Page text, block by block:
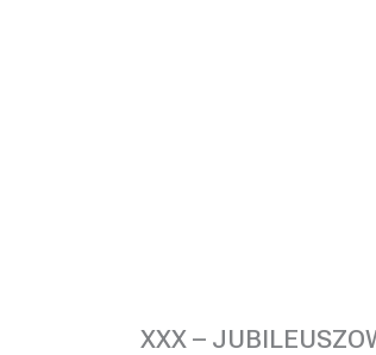
XXX –